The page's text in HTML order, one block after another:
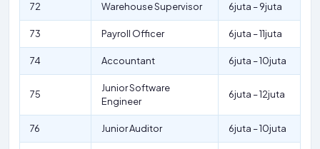
72 Warehouse Supervisor 6juta – 9juta
73 Payroll Officer 6juta – 11juta
74 Accountant 6juta – 10juta
75
Junior Software
Engineer
6juta – 12juta
76 Junior Auditor 6juta – 10juta